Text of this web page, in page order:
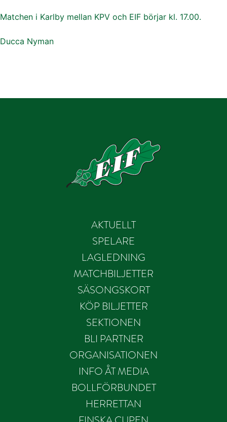
Matchen i Karlby mellan KPV och EIF börjar kl. 17.00.
Ducca Nyman
AKTUELLT
SPELARE
LAGLEDNING
MATCHBILJETTER
SÄSONGSKORT
KÖP BILJETTER
SEKTIONEN
BLI PARTNER
ORGANISATIONEN
INFO ÅT MEDIA
BOLLFÖRBUNDET
HERRETTAN